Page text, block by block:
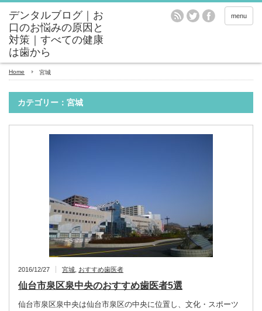
menu
Home 宮城
カテゴリー：宮城
2016/12/27 宮城 おすすめ歯医者
仙台市泉区泉中央のおすすめ歯医者5選
仙台市泉区泉中央は仙台市泉区の中央に位置し、文化・スポーツ